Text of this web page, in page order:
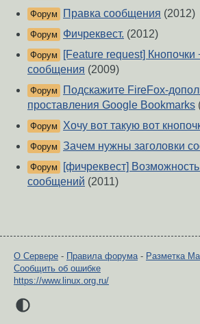
Форум Правка сообщения (2012)
Форум Фичреквест. (2012)
Форум
[Feature request] Кнопочки
сообщения (2009)
Форум
Подскажите FireFox-
проставления Google Bookmarks
Форум Хочу вот такую вот
Форум Зачем нужны заголовки
Форум
[фичреквест]
сообщений (2011)
О Сервере - Правила форума- Разметка
Сообщить об ошибке
https://www.linux.org.ru/